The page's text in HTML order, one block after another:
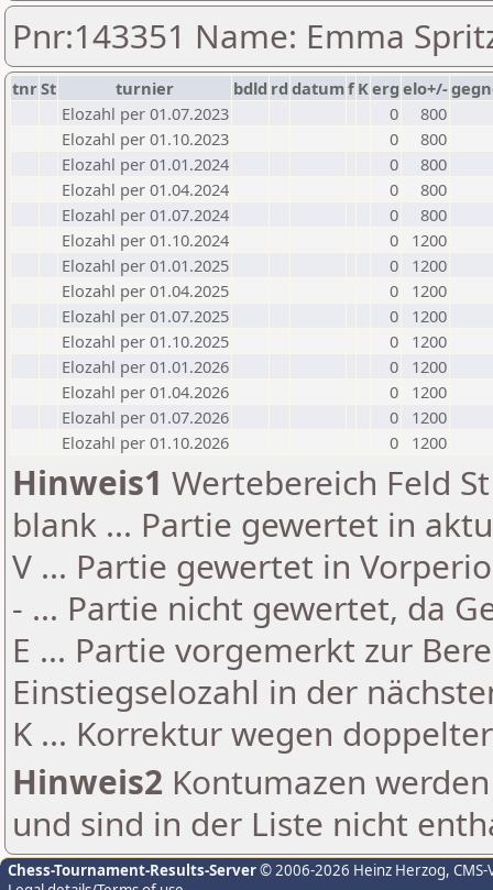
Pnr:143351 Name: Emma
tnrSt turnier bdld rd datumf Kerg elo+/-
Elozahl per 01.07.2023
0
800
Elozahl per 01.10.2023
0
800
Elozahl per 01.01.2024
0
800
Elozahl per 01.04.2024
0
800
Elozahl per 01.07.2024
0
800
Elozahl per 01.10.2024
0
1200
Elozahl per 01.01.2025
0
1200
Elozahl per 01.04.2025
0
1200
Elozahl per 01.07.2025
0
1200
Elozahl per 01.10.2025
0
1200
Elozahl per 01.01.2026
0
1200
Elozahl per 01.04.2026
0
1200
Elozahl per 01.07.2026
0
1200
Elozahl per 01.10.2026
0 1200
Hinweis1 Wertebereich Feld
blank ... Partie gewertet in
V ... Partie gewertet in
- ... Partie nicht gewertet, da
E ... Partie vorgemerkt zur
Einstiegselozahl in der
K ... Korrektur wegen
Hinweis2 Kontumazen
und sind in der Liste nicht
Chess-Tournament-Results-Server© 2006-2026 Heinz Herzog,